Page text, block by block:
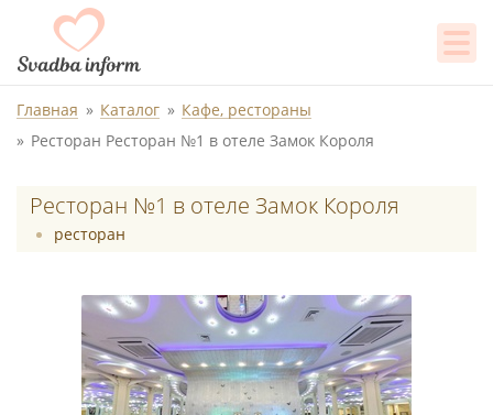
Главная Каталог
Кафе, рестораны
Ресторан Ресторан №1 в отеле Замок Короля
Ресторан №1 в отеле Замок Короля
ресторан